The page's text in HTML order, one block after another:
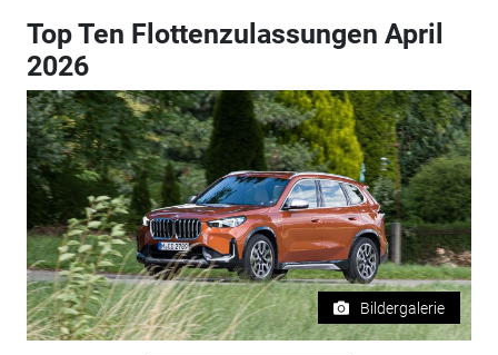
Top Ten Flottenzulassungen April
2026
Bildergalerie